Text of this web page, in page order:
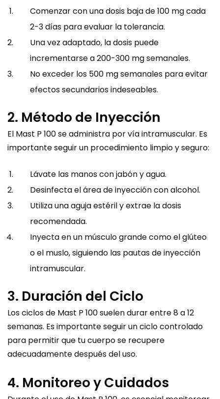
Comenzar con una dosis baja de 100 mg cada
2-3 días para evaluar la tolerancia.
Una vez adaptado, la dosis puede
incrementarse a 200-300 mg semanales.
No exceder los 500 mg semanales para evitar
efectos secundarios indeseables.
2. Método de Inyección
El Mast P 100 se administra por vía intramuscular. Es
importante seguir un procedimiento limpio y seguro:
Lávate las manos con jabón y agua.
Desinfecta el área de inyección con alcohol.
Utiliza una aguja estéril y extrae la dosis
recomendada.
Inyecta en un músculo grande como el glúteo
o el muslo, siguiendo las pautas de inyección
intramuscular.
3. Duración del Ciclo
Los ciclos de Mast P 100 suelen durar entre 8 a 12
semanas. Es importante seguir un ciclo controlado
para permitir que tu cuerpo se recupere
adecuadamente después del uso.
4. Monitoreo y Cuidados